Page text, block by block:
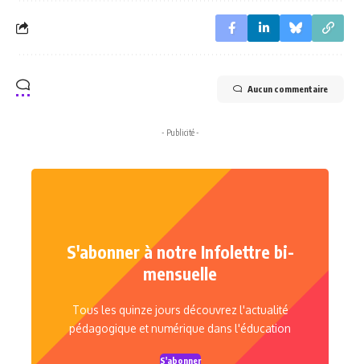
Aucun commentaire
- Publicité -
S'abonner à notre Infolettre bi-
mensuelle
Tous les quinze jours découvrez l'actualité
pédagogique et numérique dans l'éducation
S'abonner